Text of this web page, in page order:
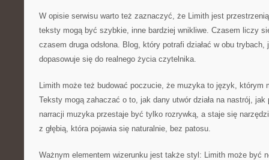
W opisie serwisu warto też zaznaczyć, że Limith jest
teksty mogą być szybkie, inne bardziej wnikliwe. Czasem liczy
czasem druga odsłona. Blog, który potrafi działać w obu trybach,
dopasowuje się do realnego życia czytelnika.
Limith może też budować poczucie, że muzyka to język, którym
Teksty mogą zahaczać o to, jak dany utwór działa na nastrój,
narracji muzyka przestaje być tylko rozrywką, a staje się
z głębią, która pojawia się naturalnie, bez patosu.
Ważnym elementem wizerunku jest także styl: Limith może być